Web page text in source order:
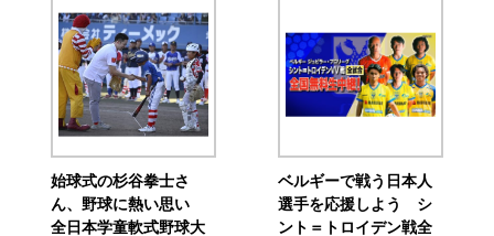
始球式の杉谷拳士さ
ん、野球に熱い思い
全日本学童軟式野球大
ベルギーで戦う日本人
選手を応援しよう シ
ント＝トロイデン戦全